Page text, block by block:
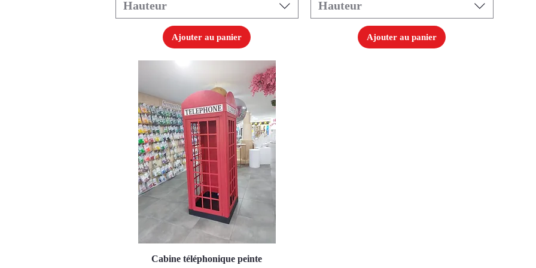
Hauteur
Ajouter au panier
Hauteur
Ajouter au panier
Aperçu rapide
Cabine téléphonique peinte